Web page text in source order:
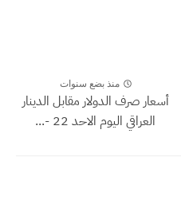
منذ بضع سنوات
أسعار صرف الدولار مقابل الدينار
العراقي اليوم الاحد 22 -...